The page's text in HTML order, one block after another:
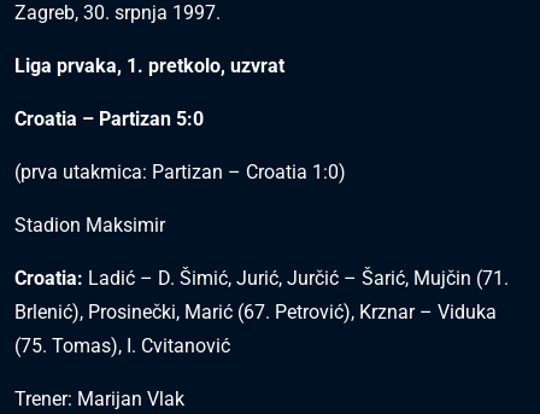
Zagreb, 30. srpnja 1997.
Liga prvaka, 1. pretkolo, uzvrat
Croatia – Partizan 5:0
(prva utakmica: Partizan – Croatia 1:0)
Stadion Maksimir
Croatia: Ladić – D. Šimić, Jurić, Jurčić – Šarić, Mujčin (71.
Brlenić), Prosinečki, Marić (67. Petrović), Krznar – Viduka
(75. Tomas), I. Cvitanović
Trener: Marijan Vlak